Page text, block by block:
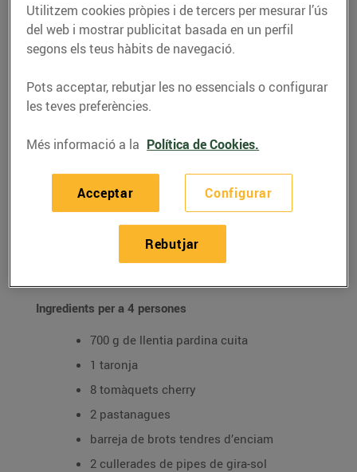
RECEPTES
Amanida de llenties i
taronja
20/de gener/2022
Ingredients per a 4 persones
700 g de llentia pardina cuita
1 taronja
8 tomàquets cherry
2 pastanagues
barreja de brots tendres d’enciam
2 cullerades de pipes de gira-sol
Utilitzem cookies pròpies i de tercers per mesurar l’ús
del web i mostrar publicitat basada en un perfil
segons els teus hàbits de navegació.
Pots acceptar, rebutjar les no essencials o configurar
les teves preferències.
Més informació a la Política de Cookies.
Configurar
Rebutjar
Acceptar